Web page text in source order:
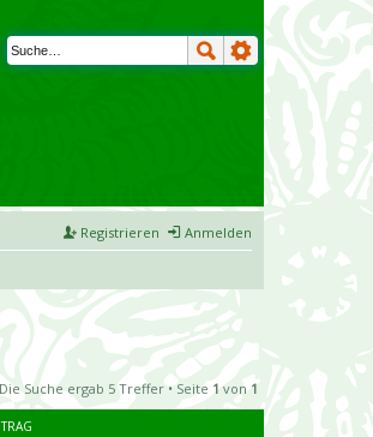
Anmelden
Registrieren
Die Suche ergab 5 Treffer • Seite 1 von 1